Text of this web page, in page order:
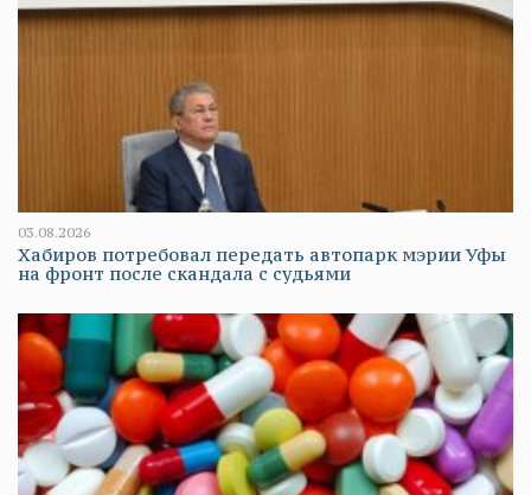
03.08.2026
Хабиров потребовал передать автопарк мэрии Уфы
на фронт после скандала с судьями